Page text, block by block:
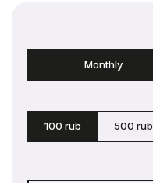
Monthly
100 rub 500 rub